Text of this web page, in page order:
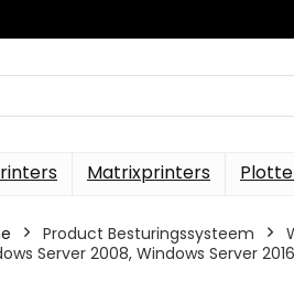
Matrixprinters
Product Besturingssysteem
Server 2008, Windows Server 2016